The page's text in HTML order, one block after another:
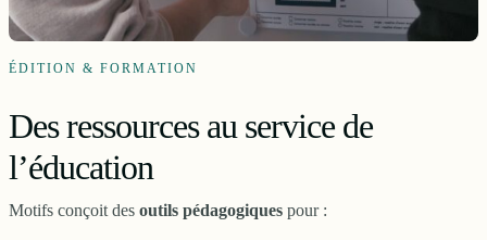
ÉDITION & FORMATION
Des ressources au service de
l’éducation
Motifs conçoit des outils pédagogiques pour :